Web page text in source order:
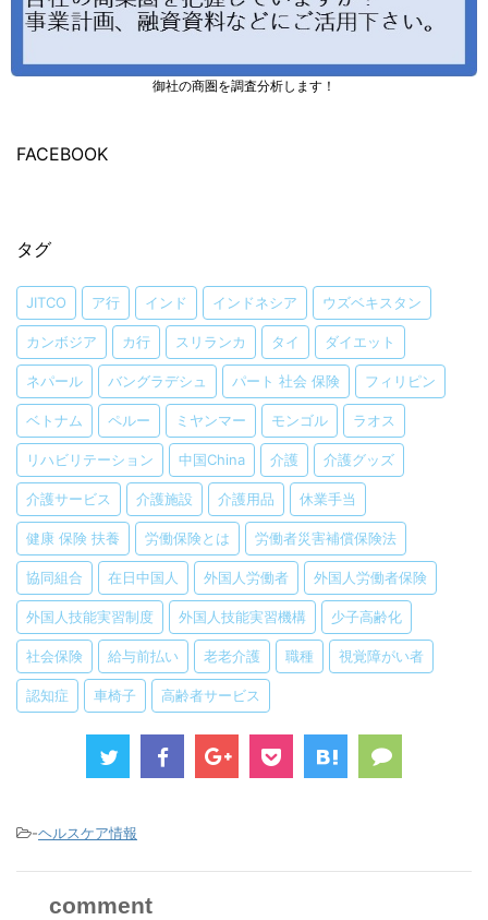
御社の商圏を調査分析します！
FACEBOOK
タグ
JITCO ア行 インド インドネシア ウズベキスタン
カンボジア カ行 スリランカ タイ ダイエット
ネパール バングラデシュ パート 社会 保険 フィリピン
ベトナム ペルー ミヤンマー モンゴル ラオス
リハビリテーション 中国China 介護 介護グッズ
介護サービス 介護施設 介護用品 休業手当
健康 保険 扶養 労働保険とは 労働者災害補償保険法
協同組合 在日中国人 外国人労働者 外国人労働者保険
外国人技能実習制度 外国人技能実習機構 少子高齢化
社会保険 給与前払い 老老介護 職種 視覚障がい者
認知症 車椅子 高齢者サービス
-ヘルスケア情報
comment